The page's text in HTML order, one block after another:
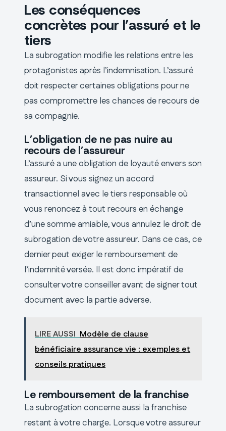
Les conséquences
concrètes pour l’assuré et le
tiers
La subrogation modifie les relations entre les
protagonistes après l’indemnisation. L’assuré
doit respecter certaines obligations pour ne
pas compromettre les chances de recours de
sa compagnie.
L’obligation de ne pas nuire au
recours de l’assureur
L’assuré a une obligation de loyauté envers son
assureur. Si vous signez un accord
transactionnel avec le tiers responsable où
vous renoncez à tout recours en échange
d’une somme amiable, vous annulez le droit de
subrogation de votre assureur. Dans ce cas, ce
dernier peut exiger le remboursement de
l’indemnité versée. Il est donc impératif de
consulter votre conseiller avant de signer tout
document avec la partie adverse.
LIRE AUSSI Modèle de clause
bénéficiaire assurance vie : exemples et
conseils pratiques
Le remboursement de la franchise
La subrogation concerne aussi la franchise
restant à votre charge. Lorsque votre assureur